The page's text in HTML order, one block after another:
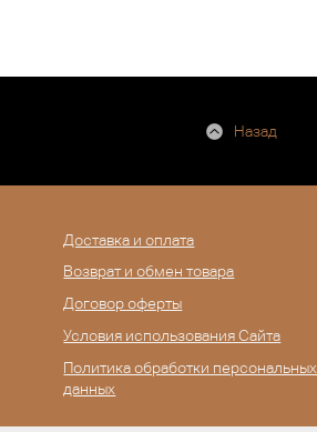
Назад
Доставка и оплата
Возврат и обмен товара
Договор оферты
Условия использования Сайта
Политика обработки персональных
данных